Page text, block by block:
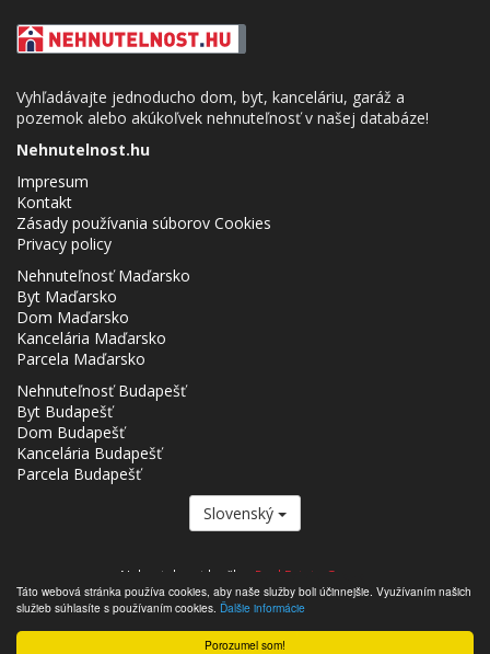
Porozumel som!
Táto webová stránka používa cookies, aby naše služby boli účinnejšie. Využívaním našich
služieb súhlasíte s používaním cookies. Ďalšie informácie
Vyhľadávajte jednoducho dom, byt, kanceláriu, garáž a
pozemok alebo akúkoľvek nehnuteľnosť v našej databáze!
Nehnutelnost.hu
Impresum
Kontakt
Zásady používania súborov Cookies
Privacy policy
Nehnuteľnosť Maďarsko
Byt Maďarsko
Dom Maďarsko
Kancelária Maďarsko
Parcela Maďarsko
Nehnuteľnosť Budapešť
Byt Budapešť
Dom Budapešť
Kancelária Budapešť
Parcela Budapešť
Slovenský
Nehnutelnost.hu člen Real Estate Group.
- Nehnutelnost.hu © 2026 Všetky práva vyhradené